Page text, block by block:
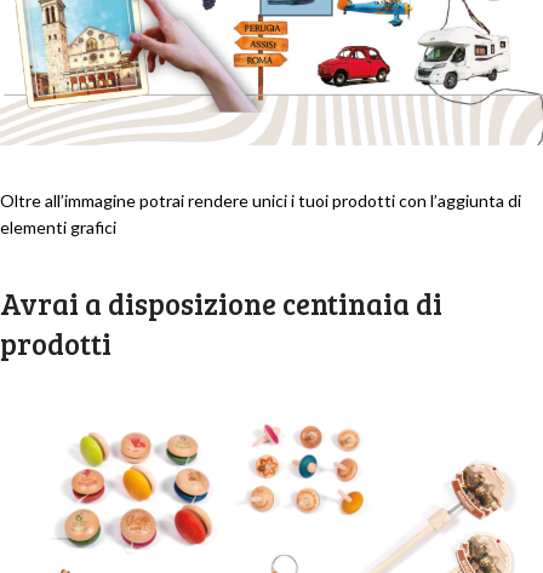
Oltre all’immagine potrai rendere unici i tuoi prodotti con l’aggiunta di
elementi grafici
Avrai a disposizione centinaia di
prodotti